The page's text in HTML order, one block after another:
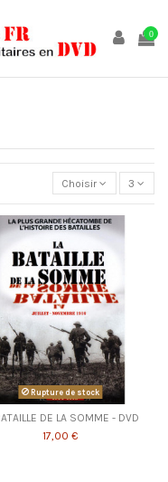
0
Choisir 3
Rupture de stock
DE LA SOMME - DVD
17,00 €